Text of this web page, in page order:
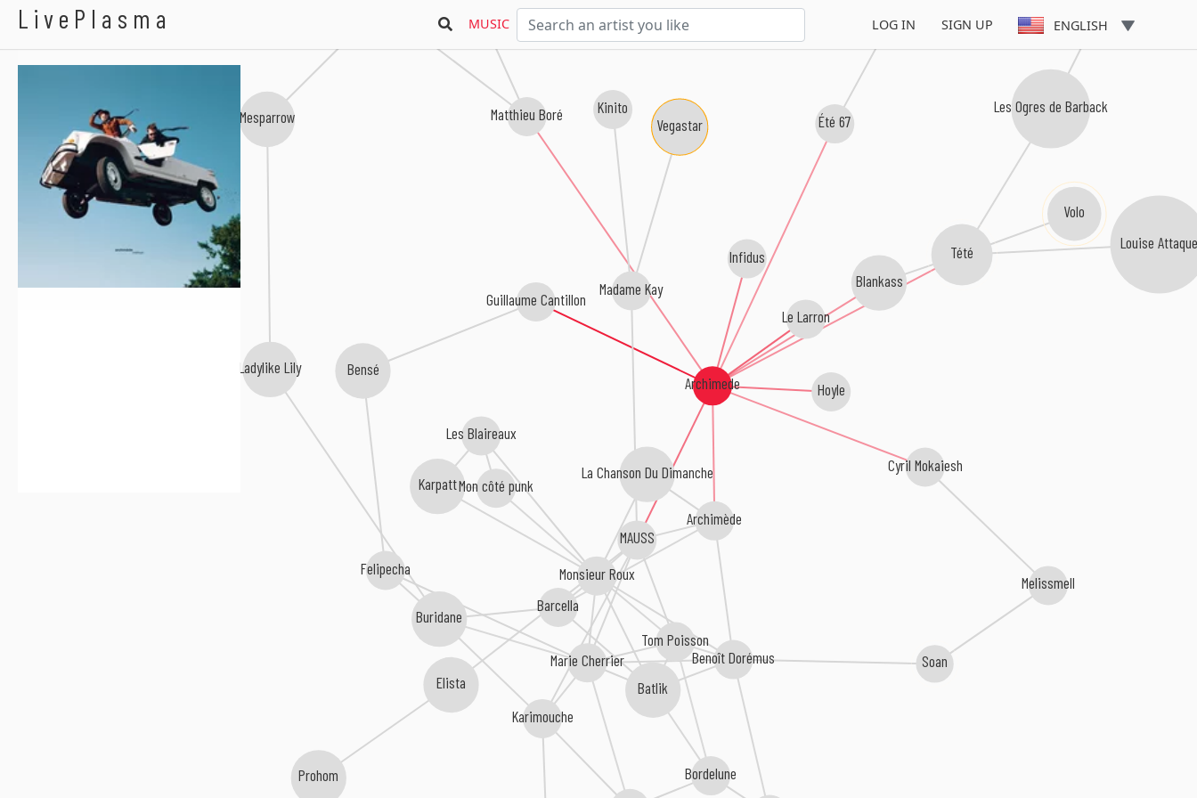
LivePlasma MUSIC LOG IN SIGN UP ENGLISH
Archimede
Guillaume Cantillon
Le Larron
MAUSS
Hoyle
Infidus
Matthieu Boré
Cyril Mokaiesh
Blankass
Tété
Archimède
Été 67
Madame Kay
Louise
La Chanson Du Dimanche
Bensé
Melissmell
Volo
Marie Cherrier
Tom Poisson
Benoît Dorémus
Karimouche
Elista
Les Ogres de Barback
Monsieur Roux
Barcella
Soan
Vegastar
Batlik
Mesparrow
Prohom
Les Blaireaux
Buridane
Kinito
Felipecha
Ladylike Lily
Bordelune
KarpattMon côté punk
Archimede